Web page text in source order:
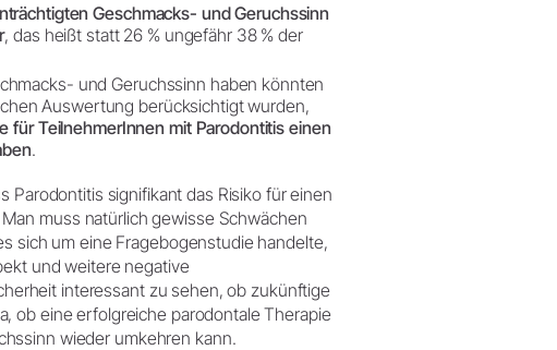
Geschmacks- und Geruchssinn
, das heißt statt 26 % ungefähr 38 % der
und Geruchssinn haben könnten
Auswertung berücksichtigt wurden,
für TeilnehmerInnen mit Parodontitis einen
.
Parodontitis signifikant das Risiko für einen
muss natürlich gewisse Schwächen
sich um eine Fragebogenstudie handelte,
und weitere negative
interessant zu sehen, ob zukünftige
ob eine erfolgreiche parodontale Therapie
wieder umkehren kann.